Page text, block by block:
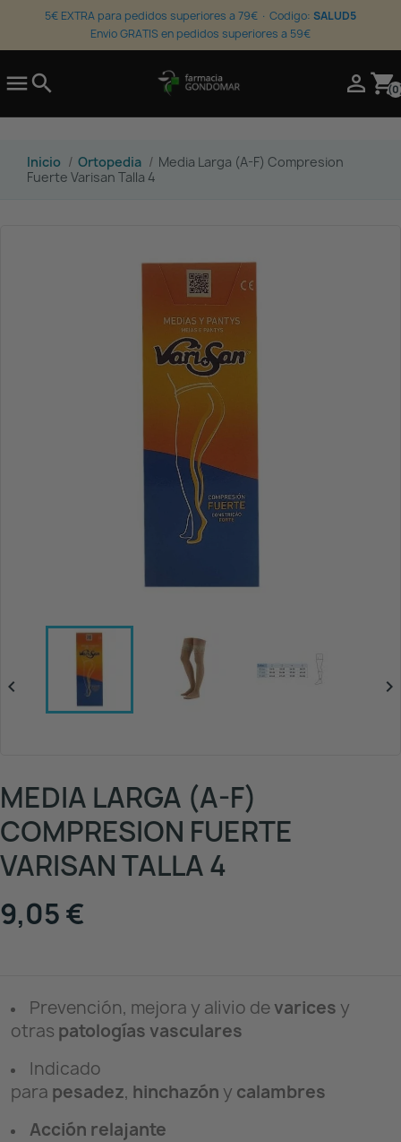
5€ EXTRA para pedidos superiores a 79€ · Codigo: SALUD5
Envio GRATIS en pedidos superiores a 59€
search  shopping_cart
Inicio Ortopedia
Media Larga (A-F) Compresion
Fuerte Varisan Talla 4
 
MEDIA LARGA (A-F)
COMPRESION FUERTE
VARISAN TALLA 4
9,05 €
Prevención, mejora y alivio devarices y
otras patologías vasculares
Indicado
para pesadez, hinchazón y calambres
Acción relajante